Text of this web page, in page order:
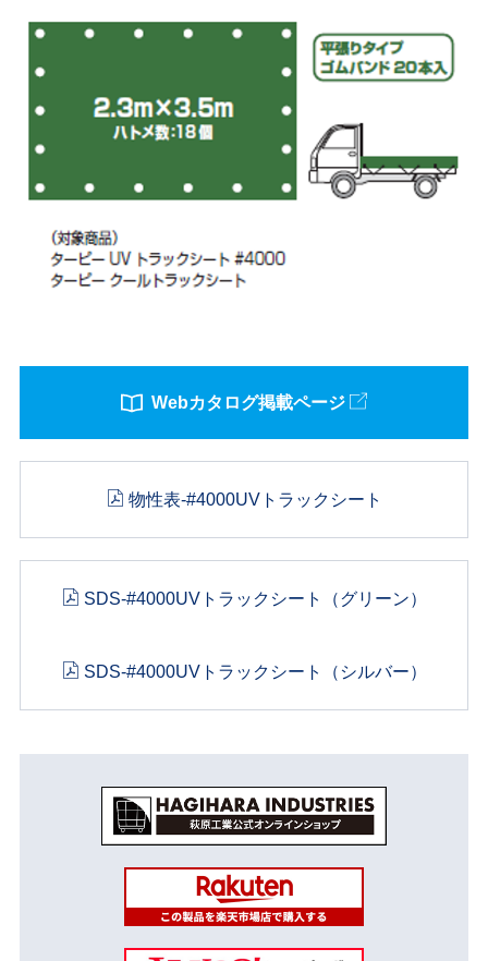
Webカタログ掲載ページ
物性表-#4000UVトラックシート
SDS-#4000UVトラックシート（グリーン）
SDS-#4000UVトラックシート（シルバー）